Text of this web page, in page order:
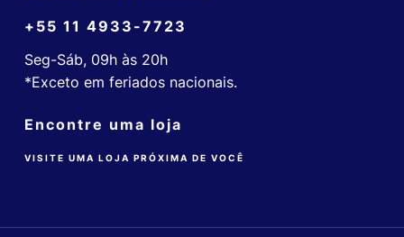
+55 11 4933-7723
Seg-Sáb, 09h às 20h
*Exceto em feriados nacionais.
Encontre uma loja
VISITE UMA LOJA PRÓXIMA DE VOCÊ